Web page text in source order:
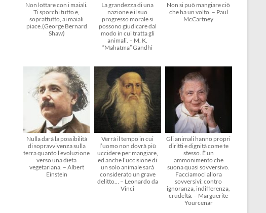
Non lottare con i maiali.
Ti sporchi tutto e,
soprattutto, ai maiali
piace.(George Bernard
Shaw)
La grandezza di una
nazione e il suo
progresso morale si
possono giudicare dal
modo in cui tratta gli
animali. – M. K.
“Mahatma” Gandhi
Non si può mangiare ciò
che ha un volto. – Paul
McCartney
Nulla darà la possibilità
di sopravvivenza sulla
terra quanto l’evoluzione
verso una dieta
vegetariana. – Albert
Einstein
Verrà il tempo in cui
l’uomo non dovrà più
uccidere per mangiare,
ed anche l’uccisione di
un solo animale sarà
considerato un grave
delitto… – Leonardo da
Vinci
Gli animali hanno propri
diritti e dignità come te
stesso. È un
ammonimento che
suona quasi sovversivo.
Facciamoci allora
sovversivi: contro
ignoranza, indifferenza,
crudeltà. – Marguerite
Yourcenar